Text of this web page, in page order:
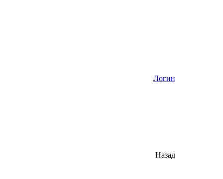
Логин
Назад